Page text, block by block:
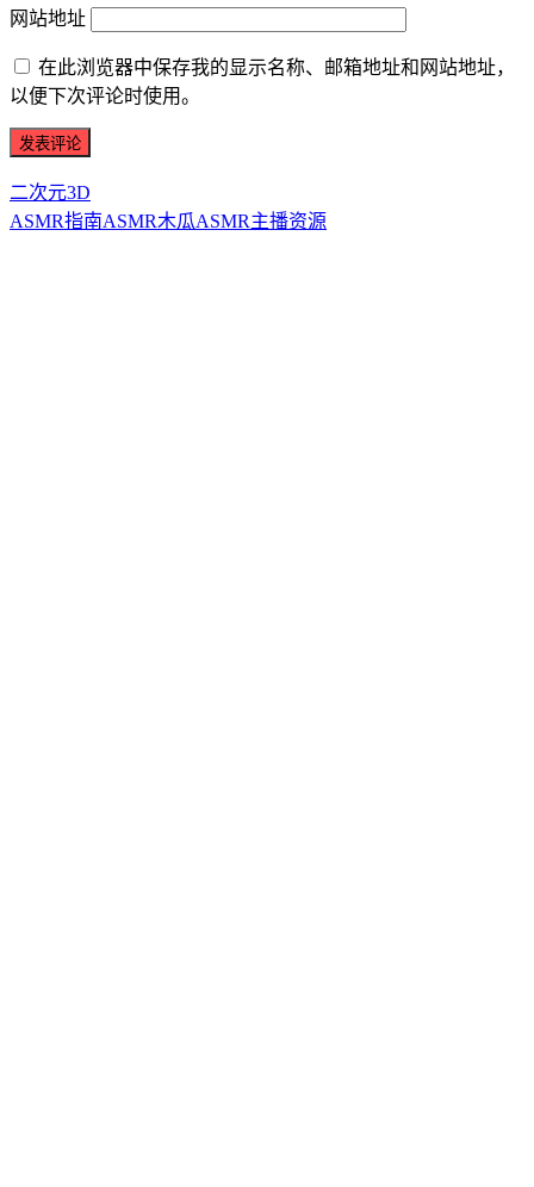
网站地址
在此浏览器中保存我的显示名称、邮箱地址和网站地址，
以便下次评论时使用。
二次元3D
ASMR指南ASMR木瓜ASMR主播资源